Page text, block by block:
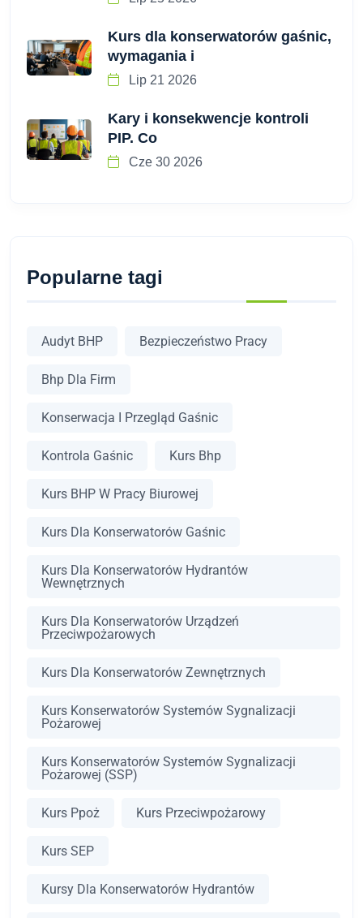
Kurs dla konserwatorów gaśnic,
wymagania i
Lip 21 2026
Kary i konsekwencje kontroli
PIP. Co
Cze 30 2026
Popularne tagi
Audyt BHP Bezpieczeństwo Pracy
Bhp Dla Firm
Konserwacja I Przegląd Gaśnic
Kontrola Gaśnic Kurs Bhp
Kurs BHP W Pracy Biurowej
Kurs Dla Konserwatorów Gaśnic
Kurs Dla Konserwatorów Hydrantów
Wewnętrznych
Kurs Dla Konserwatorów Urządzeń
Przeciwpożarowych
Kurs Dla Konserwatorów Zewnętrznych
Kurs Konserwatorów Systemów Sygnalizacji
Pożarowej
Kurs Konserwatorów Systemów Sygnalizacji
Pożarowej (SSP)
Kurs Ppoż Kurs Przeciwpożarowy
Kurs SEP
Kursy Dla Konserwatorów Hydrantów